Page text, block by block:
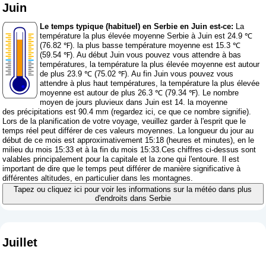
Juin
Le temps typique (habituel) en Serbie en Juin est-ce: La
température la plus élevée moyenne Serbie à Juin est 24.9 ℃
(76.82 ℉). la plus basse température moyenne est 15.3 ℃
(59.54 ℉). Au début Juin vous pouvez vous attendre à bas
températures, la température la plus élevée moyenne est autour
de plus 23.9 ℃ (75.02 ℉). Au fin Juin vous pouvez vous
attendre à plus haut températures, la température la plus élevée
moyenne est autour de plus 26.3 ℃ (79.34 ℉). Le nombre
moyen de jours pluvieux dans Juin est 14. la moyenne
des précipitations est 90.4 mm (regardez ici, ce que ce nombre signifie).
Lors de la planification de votre voyage, veuillez garder à l'esprit que le
temps réel peut différer de ces valeurs moyennes. La longueur du jour au
début de ce mois est approximativement 15:18 (heures et minutes), en le
milieu du mois 15:33 et à la fin du mois 15:33.Ces chiffres ci-dessus sont
valables principalement pour la capitale et la zone qui l'entoure. Il est
important de dire que le temps peut différer de manière significative à
différentes altitudes, en particulier dans les montagnes.
Tapez ou cliquez ici pour voir les informations sur la météo dans plus
d'endroits dans Serbie
Juillet